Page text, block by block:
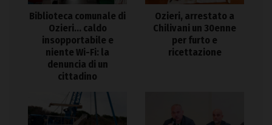
Biblioteca comunale di
Ozieri… caldo
insopportabile e
niente Wi-Fi: la
denuncia di un
cittadino
Ozieri, arrestato a
Chilivani un 30enne
per furto e
ricettazione